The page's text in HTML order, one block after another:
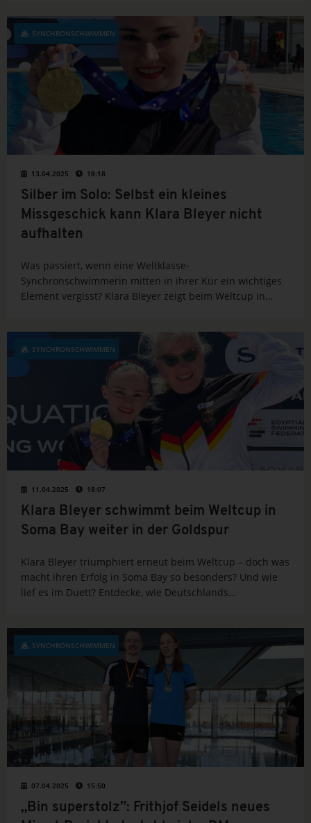
SYNCHRONSCHWIMMEN
13.04.2025 18:18
Silber im Solo: Selbst ein kleines
Missgeschick kann Klara Bleyer nicht
aufhalten
Was passiert, wenn eine Weltklasse-
Synchronschwimmerin mitten in ihrer Kür ein wichtiges
Element vergisst? Klara Bleyer zeigt beim Weltcup in
SYNCHRONSCHWIMMEN
11.04.2025 18:07
Klara Bleyer schwimmt beim Weltcup in
Soma Bay weiter in der Goldspur
Klara Bleyer triumphiert erneut beim Weltcup – doch was
macht ihren Erfolg in Soma Bay so besonders? Und wie
lief es im Duett? Entdecke, wie Deutschlands
SYNCHRONSCHWIMMEN
07.04.2025 15:50
„Bin superstolz”: Frithjof Seidels neues